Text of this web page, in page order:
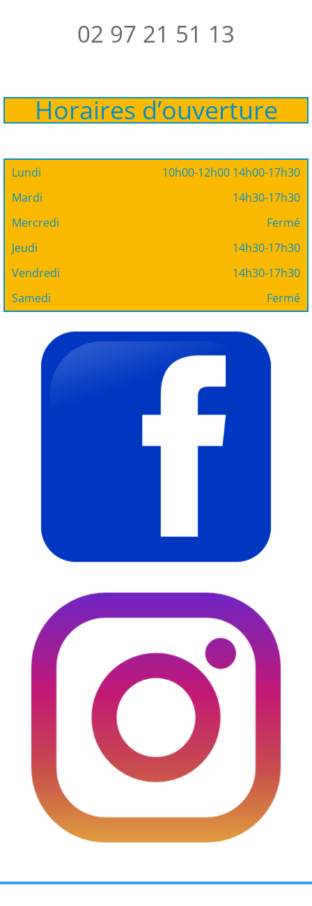
02 97 21 51 13
Horaires d’ouverture
Lundi
10h00-12h00 14h00-17h30
Mardi
14h30-17h30
Mercredi
Fermé
Jeudi
14h30-17h30
Vendredi
14h30-17h30
Samedi
Fermé